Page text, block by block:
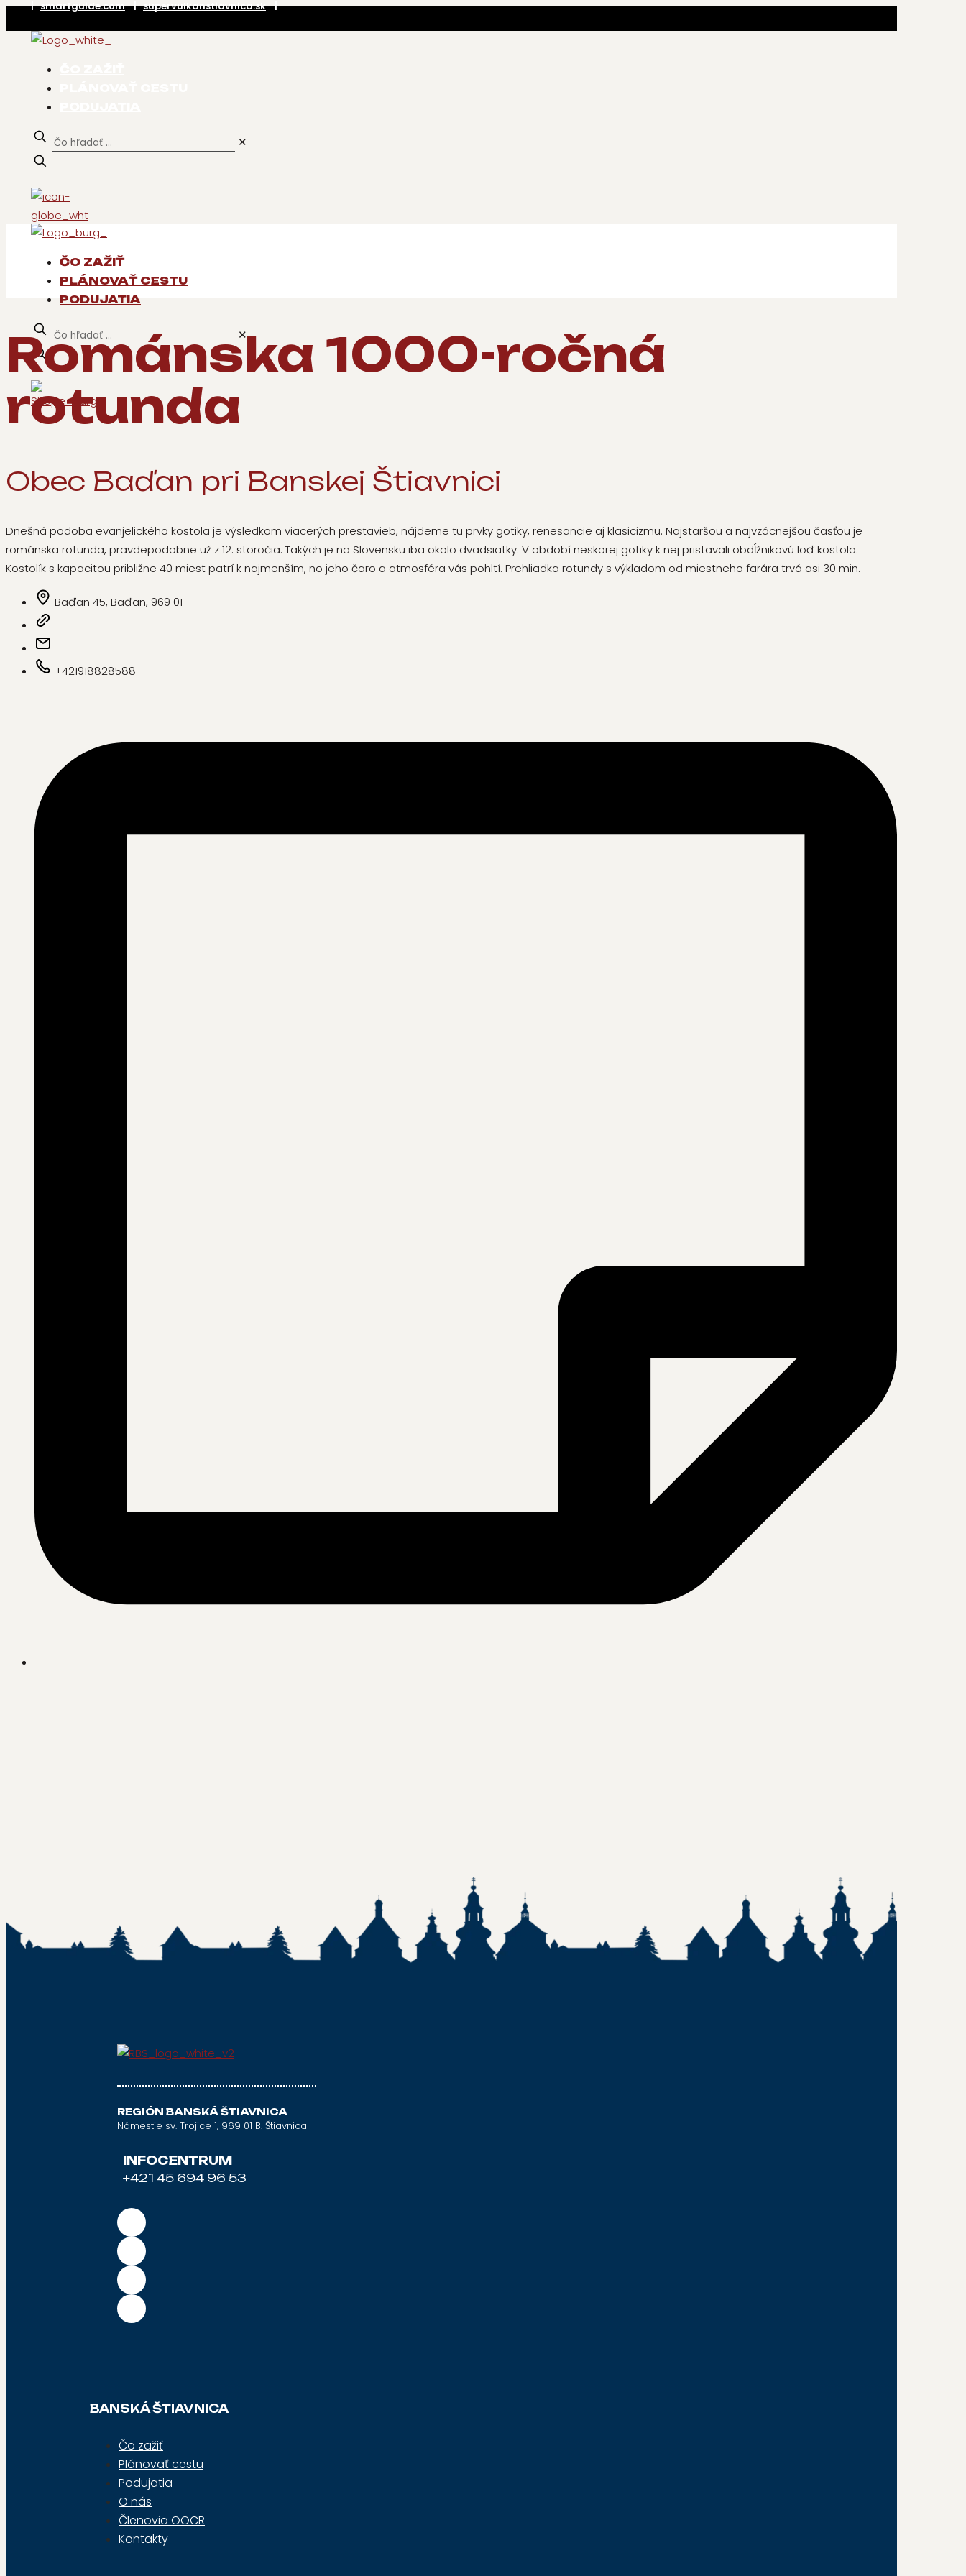
|smartguide.com|supervulkanstiavnica.sk|
✕
ČO ZAŽIŤ
PLÁNOVAŤ CESTU
PODUJATIA
✕
Románska 1000-ročná
rotunda
Obec Baďan pri Banskej Štiavnici
Dnešná podoba evanjelického kostola je výsledkom viacerých prestavieb, nájdeme tu prvky gotiky, renesancie aj klasicizmu. Najstaršou a najvzácnejšou časťou je
románska rotunda, pravdepodobne už z 12. storočia. Takých je na Slovensku iba okolo dvadsiatky. V období neskorej gotiky k nej pristavali obdĺžnikovú loď kostola.
Kostolík s kapacitou približne 40 miest patrí k najmenším, no jeho čaro a atmosféra vás pohltí. Prehliadka rotundy s výkladom od miestneho farára trvá asi 30 min.
Baďan 45, Baďan, 969 01
+421918828588
REGIÓN BANSKÁ ŠTIAVNICA
Námestie sv. Trojice 1, 969 01 B. Štiavnica
INFOCENTRUM
+421 45 694 96 53
BANSKÁ ŠTIAVNICA
Čo zažiť
Plánovať cestu
Podujatia
O nás
Členovia OOCR
Kontakty